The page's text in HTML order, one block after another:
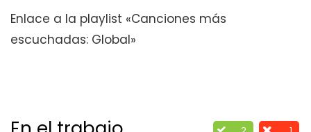
Enlace a la playlist «Canciones más
escuchadas: Global»